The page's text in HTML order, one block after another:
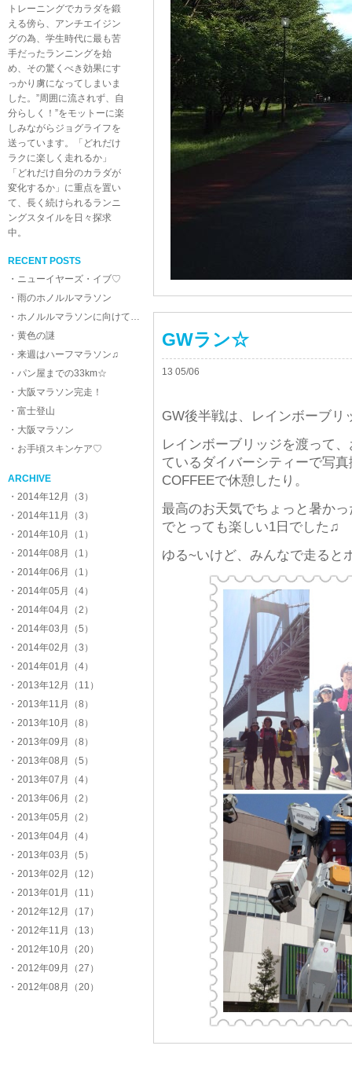
トレーニングでカラダを鍛
える傍ら、アンチエイジン
グの為、学生時代に最も苦
手だったランニングを始
め、その驚くべき効果にす
っかり虜になってしまいま
した。”周囲に流されず、自
分らしく！”をモットーに楽
しみながらジョグライフを
送っています。「どれだけ
ラクに楽しく走れるか」
「どれだけ自分のカラダが
変化するか」に重点を置い
て、長く続けられるランニ
ングスタイルを日々探求
中。
RECENT POSTS
・ニューイヤーズ・イブ♡
・雨のホノルルマラソン
・ホノルルマラソンに向けて…
・黄色の謎
・来週はハーフマラソン♫
・パン屋までの33km☆
・大阪マラソン完走！
・富士登山
・大阪マラソン
・お手頃スキンケア♡
ARCHIVE
・2014年12月（3）
・2014年11月（3）
・2014年10月（1）
・2014年08月（1）
・2014年06月（1）
・2014年05月（4）
・2014年04月（2）
・2014年03月（5）
・2014年02月（3）
・2014年01月（4）
・2013年12月（11）
・2013年11月（8）
・2013年10月（8）
・2013年09月（8）
・2013年08月（5）
・2013年07月（4）
・2013年06月（2）
・2013年05月（2）
・2013年04月（4）
・2013年03月（5）
・2013年02月（12）
・2013年01月（11）
・2012年12月（17）
・2012年11月（13）
・2012年10月（20）
・2012年09月（27）
・2012年08月（20）
GWラン☆
13 05/06
GW後半戦は、レインボーブリ
レインボーブリッジを渡って
ているダイバーシティーで写
COFFEEで休憩したり。
最高のお天気でちょっと暑か
でとっても楽しい1日でした♫
ゆる~いけど、みんなで走る